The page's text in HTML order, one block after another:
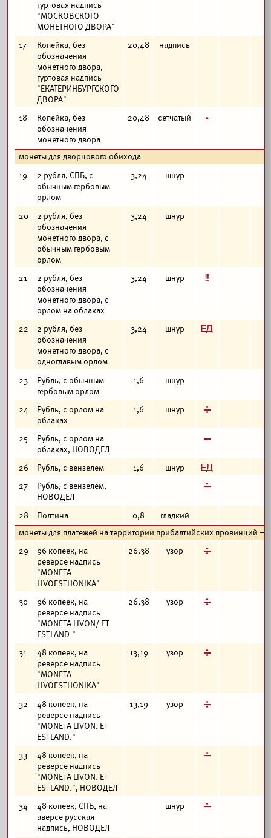
гуртовая надпись
"МОСКОВСКОГО
МОНЕТНОГО ДВОРА"
17
Копейка, без
обозначения
монетного двора,
гуртовая надпись
"ЕКАТЕРИНБУРГСКОГО
ДВОРА"
20,48 надпись
18
Копейка, без
обозначения
монетного двора
20,48 сетчатый б
монеты для дворцового обихода
19
2 рубля, СПБ, с
обычным гербовым
орлом
3,24 шнур
20
2 рубля, без
обозначения
монетного двора, с
обычным гербовым
орлом
3,24 шнур
21
2 рубля, без
обозначения
монетного двора, с
орлом на облаках
3,24 шнур е
22
2 рубля, без
обозначения
монетного двора, с
одноглавым орлом
3,24 шнур з
23
Рубль, с обычным
гербовым орлом
1,6 шнур
24
Рубль, с орлом на
облаках
1,6 шнур д
25
Рубль, с орлом на
облаках, НОВОДЕЛ
в
26 Рубль, с вензелем 1,6 шнур з
27
Рубль, с вензелем,
НОВОДЕЛ
г
28 Полтина 0,8
гладкий
монеты для платежей на территории прибалтийских провинций –
29
96 копеек, на
реверсе надпись
"MONETA
LIVOESTHONIKA"
26,38 узор д
30
96 копеек, на
реверсе надпись
"MONETA LIVON/ ET
ESTLAND."
26,38 узор д
31
48 копеек, на
реверсе надпись
"MONETA
LIVOESTHONIKA"
13,19 узор д
32
48 копеек, на
реверсе надпись
"MONETA LIVON. ET
ESTLAND."
13,19 узор д
33
48 копеек, на
реверсе надпись
"MONETA LIVON. ET
ESTLAND.", НОВОДЕЛ
г
34
48 копеек, СПБ, на
аверсе русская
надпись, НОВОДЕЛ
шнур г